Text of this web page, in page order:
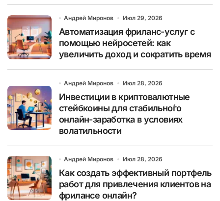
Андрей Миронов Июл 29, 2026
Автоматизация фриланс-услуг с
помощью нейросетей: как
увеличить доход и сократить время
Андрей Миронов Июл 28, 2026
Инвестиции в криптовалютные
стейбкоины для стабильно́го
онлайн-заработка в условиях
волатильности
Андрей Миронов Июл 28, 2026
Как создать эффективный портфель
работ для привлечения клиентов на
фрилансе онлайн?